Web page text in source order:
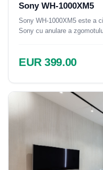
Sony WH-1000XM5
Sony WH-1000XM5 este a
Sony cu anulare a
EUR 399.00